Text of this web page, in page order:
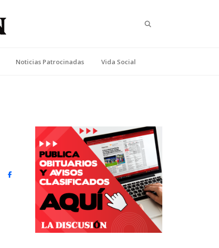
Noticias Patrocinadas Vida Social
Facebook